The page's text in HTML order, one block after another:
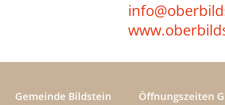
info@
Gemeinde Bildstein Öffnungszeiten